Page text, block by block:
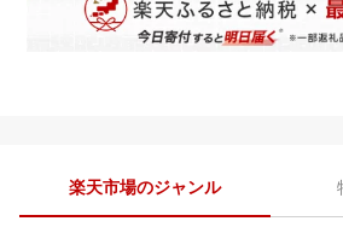
楽天市場のジャンル